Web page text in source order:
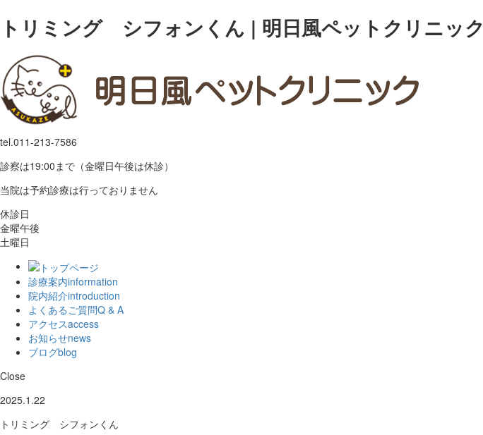
トリミング シフォンくん | 明日風ペットクリニック
tel.011-213-7586
診察は19:00まで（金曜日午後は休診）
当院は予約診療は行っておりません
休診日
金曜午後
土曜日
診療案内information
院内紹介introduction
よくあるご質問Q & A
アクセスaccess
お知らせnews
ブログblog
Close
2025.1.22
トリミング シフォンくん